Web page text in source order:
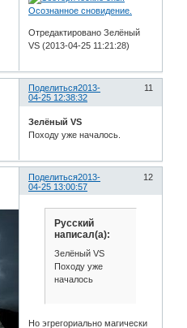
Отредактировано Зелёный
VS (2013-04-25 11:21:28)
Поделиться 11
2013-
04-25 12:38:32
Зелёный VS
Походу уже началось.
Поделиться 12
2013-
04-25 13:00:57
Русский
написал(а):
Зелёный VS
Походу уже
началось
Но эгрегориально магически